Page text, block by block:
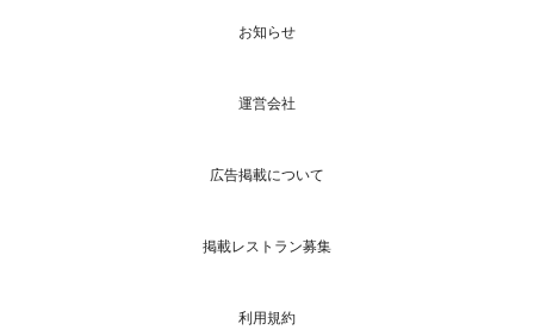
お知らせ
運営会社
広告掲載について
掲載レストラン募集
利用規約